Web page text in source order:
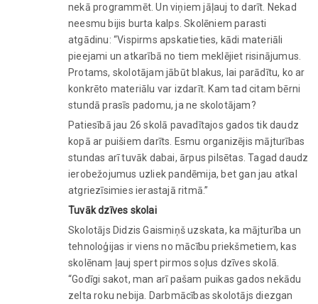
nekā programmēt. Un viņiem jāļauj to darīt. Nekad
neesmu bijis burta kalps. Skolēniem parasti
atgādinu: “Vispirms apskatieties, kādi materiāli
pieejami un atkarībā no tiem meklējiet risinājumus.
Protams, skolotājam jābūt blakus, lai parādītu, ko ar
konkrēto materiālu var izdarīt. Kam tad citam bērni
stundā prasīs padomu, ja ne skolotājam?
Patiesībā jau 26 skolā pavadītajos gados tik daudz
kopā ar puišiem darīts. Esmu organizējis mājturības
stundas arī tuvāk dabai, ārpus pilsētas. Tagad daudz
ierobežojumus uzliek pandēmija, bet gan jau atkal
atgriezīsimies ierastajā ritmā.”
Tuvāk dzīves skolai
Skolotājs Didzis Gaismiņš uzskata, ka mājturība un
tehnoloģijas ir viens no mācību priekšmetiem, kas
skolēnam ļauj spert pirmos soļus dzīves skolā.
“Godīgi sakot, man arī pašam puikas gados nekādu
zelta roku nebija. Darbmācības skolotājs diezgan